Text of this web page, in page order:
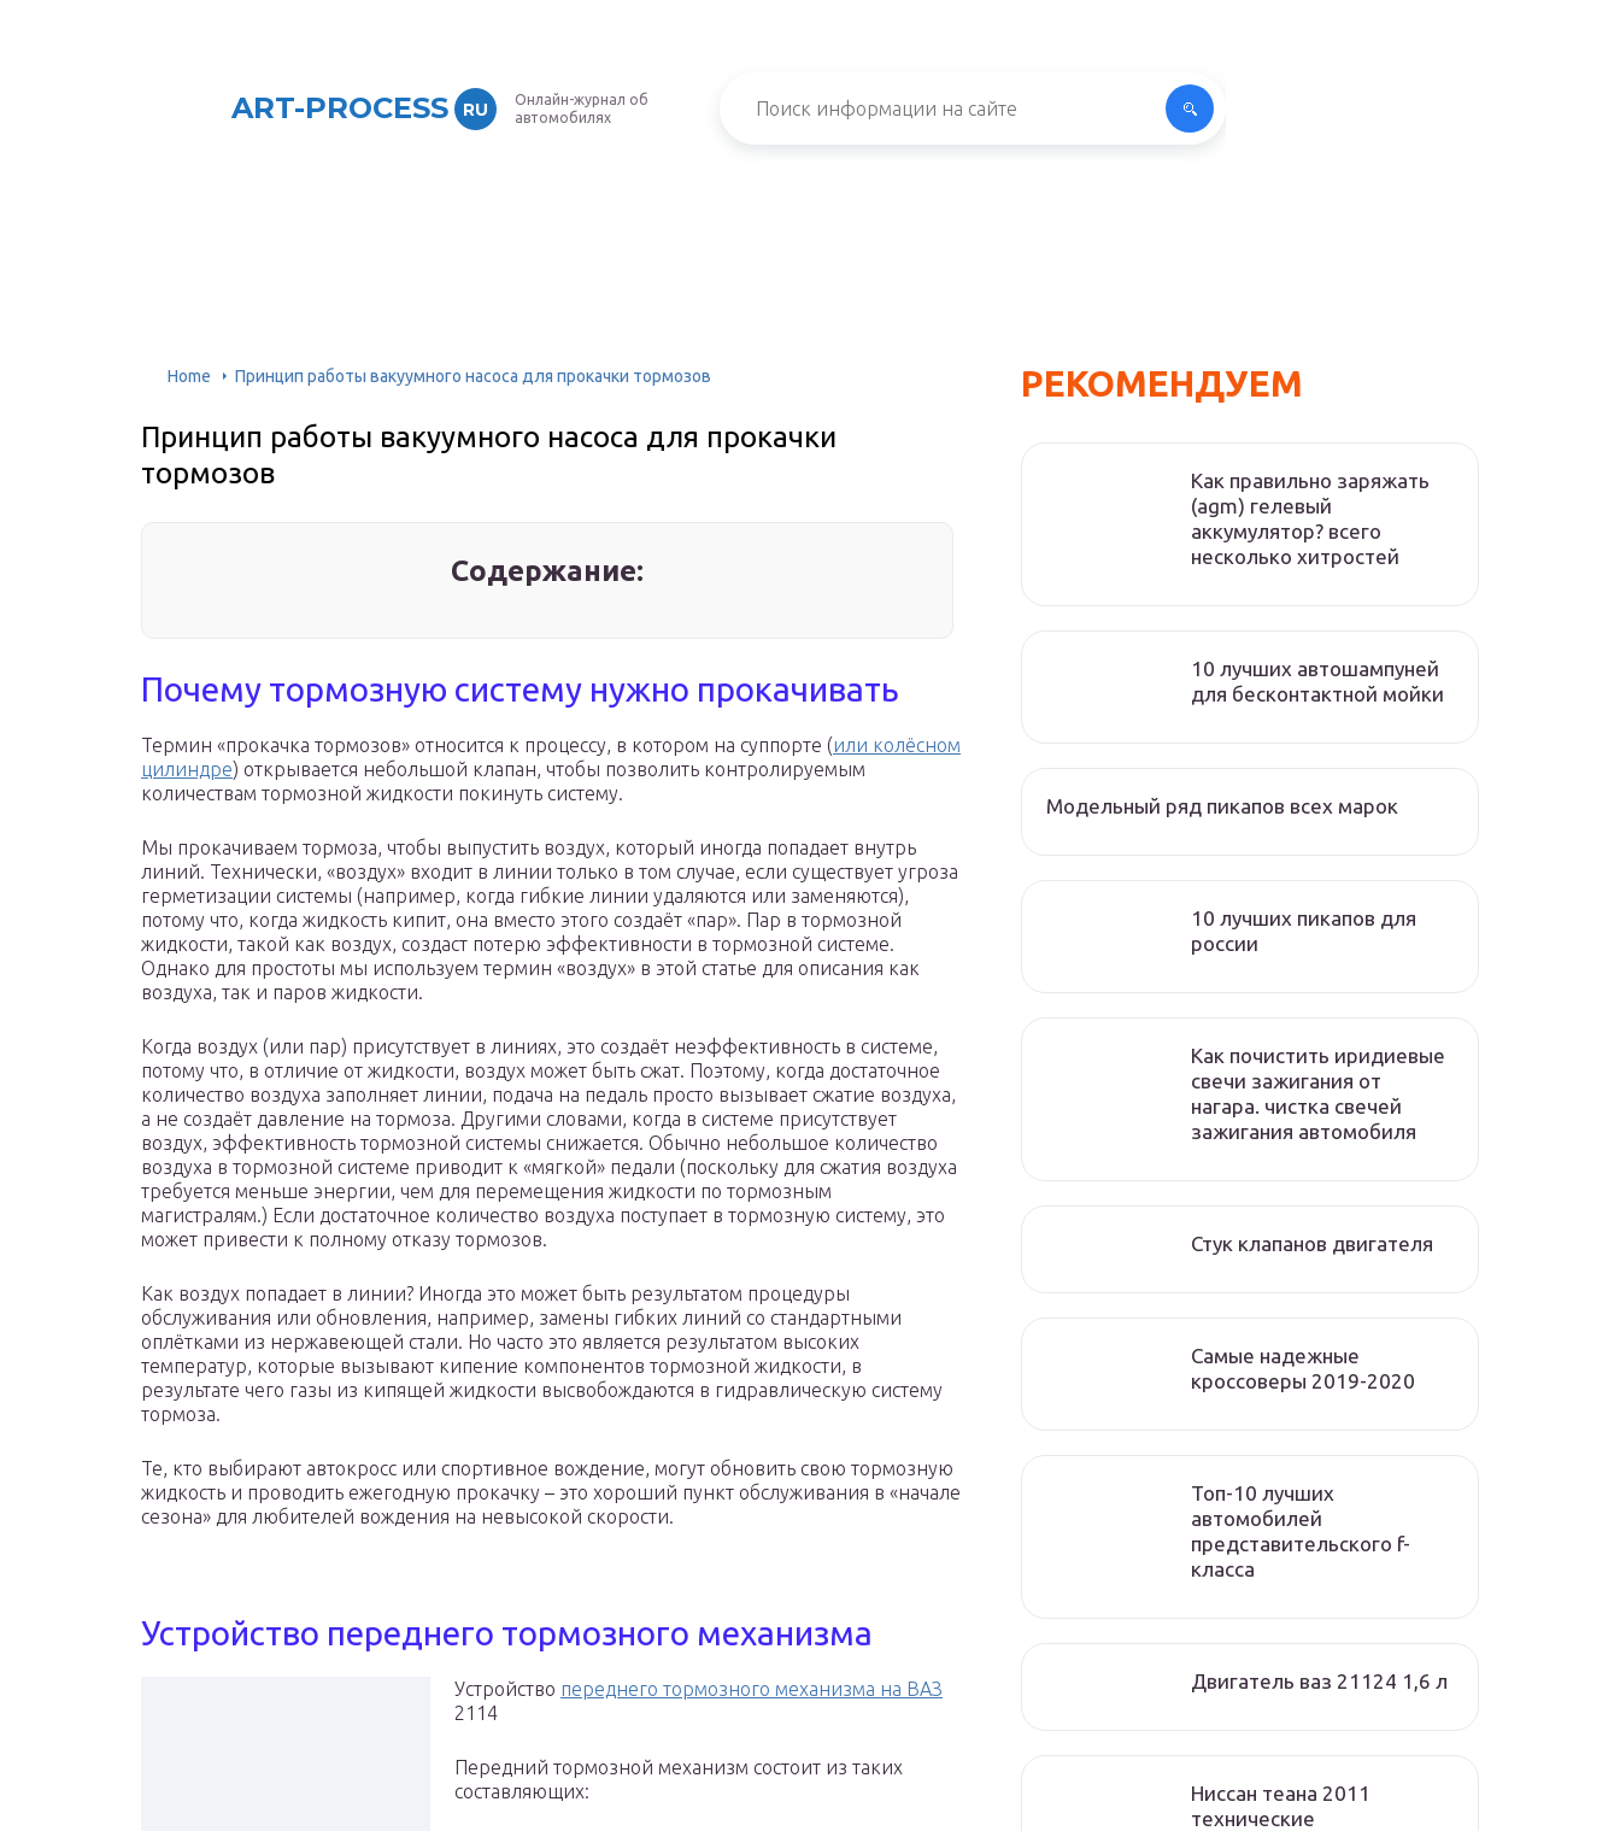
ART-PROCESS RU
Онлайн-журнал об
автомобилях
Home Принцип работы вакуумного насоса для прокачки тормозов
Принцип работы вакуумного насоса для прокачки
тормозов
Содержание:
Почему тормозную систему нужно прокачивать
Термин «прокачка тормозов» относится к процессу, в котором на суппорте (или колёсном
цилиндре) открывается небольшой клапан, чтобы позволить контролируемым
количествам тормозной жидкости покинуть систему.
Мы прокачиваем тормоза, чтобы выпустить воздух, который иногда попадает внутрь
линий. Технически, «воздух» входит в линии только в том случае, если существует угроза
герметизации системы (например, когда гибкие линии удаляются или заменяются),
потому что, когда жидкость кипит, она вместо этого создаёт «пар». Пар в тормозной
жидкости, такой как воздух, создаст потерю эффективности в тормозной системе.
Однако для простоты мы используем термин «воздух» в этой статье для описания как
воздуха, так и паров жидкости.
Когда воздух (или пар) присутствует в линиях, это создаёт неэффективность в системе,
потому что, в отличие от жидкости, воздух может быть сжат. Поэтому, когда достаточное
количество воздуха заполняет линии, подача на педаль просто вызывает сжатие воздуха,
а не создаёт давление на тормоза. Другими словами, когда в системе присутствует
воздух, эффективность тормозной системы снижается. Обычно небольшое количество
воздуха в тормозной системе приводит к «мягкой» педали (поскольку для сжатия воздуха
требуется меньше энергии, чем для перемещения жидкости по тормозным
магистралям.) Если достаточное количество воздуха поступает в тормозную систему, это
может привести к полному отказу тормозов.
Как воздух попадает в линии? Иногда это может быть результатом процедуры
обслуживания или обновления, например, замены гибких линий со стандартными
оплётками из нержавеющей стали. Но часто это является результатом высоких
температур, которые вызывают кипение компонентов тормозной жидкости, в
результате чего газы из кипящей жидкости высвобождаются в гидравлическую систему
тормоза.
Те, кто выбирают автокросс или спортивное вождение, могут обновить свою тормозную
жидкость и проводить ежегодную прокачку – это хороший пункт обслуживания в «начале
сезона» для любителей вождения на невысокой скорости.
Устройство переднего тормозного механизма
Устройство переднего тормозного механизма на ВАЗ
2114
Передний тормозной механизм состоит из таких
составляющих:
РЕКОМЕНДУЕМ
Как правильно заряжать
(agm) гелевый
аккумулятор? всего
несколько хитростей
10 лучших автошампуней
для бесконтактной мойки
Модельный ряд пикапов всех марок
10 лучших пикапов для
россии
Как почистить иридиевые
свечи зажигания от
нагара. чистка свечей
зажигания автомобиля
Стук клапанов двигателя
Самые надежные
кроссоверы 2019-2020
Топ-10 лучших
автомобилей
представительского f-
класса
Двигатель ваз 21124 1,6 л
Ниссан теана 2011
технические